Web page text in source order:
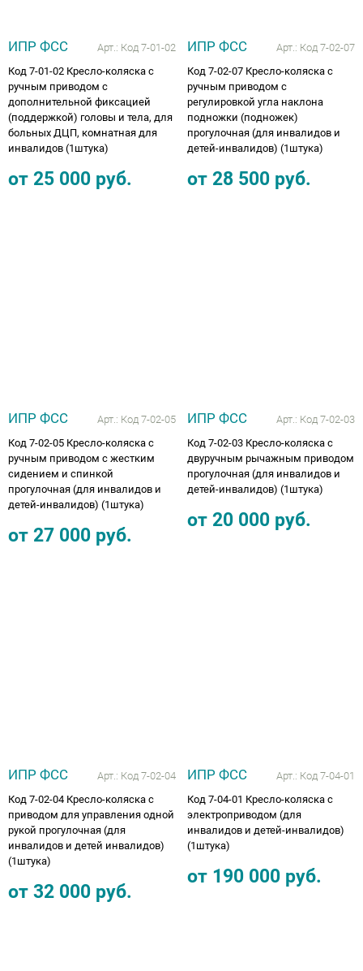
ИПР ФСС Арт.: Код 7-01-02
Код 7-01-02 Кресло-коляска с
ручным приводом с
дополнительной фиксацией
(поддержкой) головы и тела, для
больных ДЦП, комнатная для
инвалидов (1штука)
от 25 000 руб.
ИПР ФСС Арт.: Код 7-02-07
Код 7-02-07 Кресло-коляска с
ручным приводом с
регулировкой угла наклона
подножки (подножек)
прогулочная (для инвалидов и
детей-инвалидов) (1штука)
от 28 500 руб.
ИПР ФСС Арт.: Код 7-02-05
Код 7-02-05 Кресло-коляска с
ручным приводом с жестким
сидением и спинкой
прогулочная (для инвалидов и
детей-инвалидов) (1штука)
от 27 000 руб.
ИПР ФСС Арт.: Код 7-02-03
Код 7-02-03 Кресло-коляска с
двуручным рычажным приводом
прогулочная (для инвалидов и
детей-инвалидов) (1штука)
от 20 000 руб.
ИПР ФСС Арт.: Код 7-02-04
Код 7-02-04 Кресло-коляска с
приводом для управления одной
рукой прогулочная (для
инвалидов и детей инвалидов)
(1штука)
от 32 000 руб.
ИПР ФСС Арт.: Код 7-04-01
Код 7-04-01 Кресло-коляска с
электроприводом (для
инвалидов и детей-инвалидов)
(1штука)
от 190 000 руб.